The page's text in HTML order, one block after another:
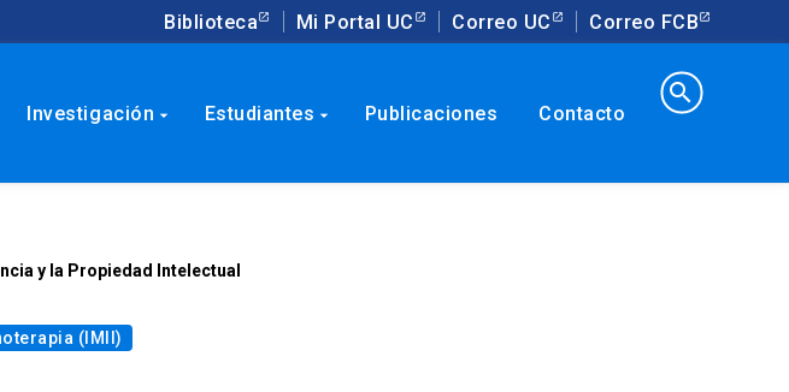
Biblioteca Mi Portal UC Correo UC Correo FCB
Investigación arrow_drop_down Estudiantes arrow_drop_down Publicaciones Contacto
search
y la Propiedad Intelectual
(IMII)